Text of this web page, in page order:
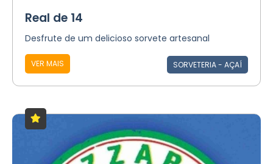
Real de 14
Desfrute de um delicioso sorvete artesanal
VER MAIS SORVETERIA - AÇAÍ